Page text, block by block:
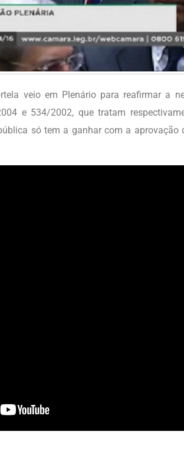
veio em Plenário para reafirmar a
e 534/2002, que tratam
só tem a ganhar com a